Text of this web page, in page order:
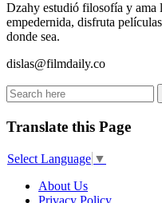
Dzahy estudió filosofía y ama
empedernida, disfruta
donde sea.
dislas@filmdaily.co
Translate this Page
Select Language ▼
About Us
Privacy Policy